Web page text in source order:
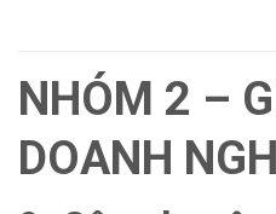
NHÓM 2 –
DOANH